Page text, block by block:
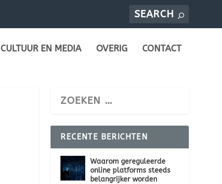
CULTUUR EN MEDIA OVERIG CONTACT
RECENTE BERICHTEN
Waarom gereguleerde
online platforms steeds
belangrijker worden